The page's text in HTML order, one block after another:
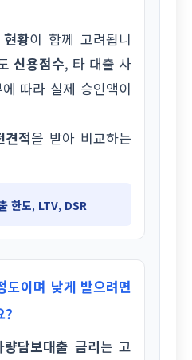
황이 함께 고려됩니
신용점수, 타 대출 사
따라 실제 승인액이
견적을 받아 비교하는
한도, LTV, DSR
도이며 낮게 받으려면
?
량담보대출 금리는 고